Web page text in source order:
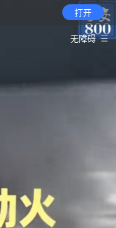
打开
无障碍